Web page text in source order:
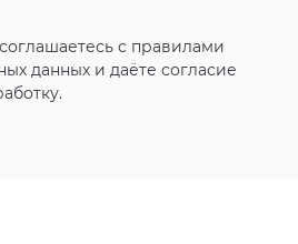
с правилами
данных и даёте согласие